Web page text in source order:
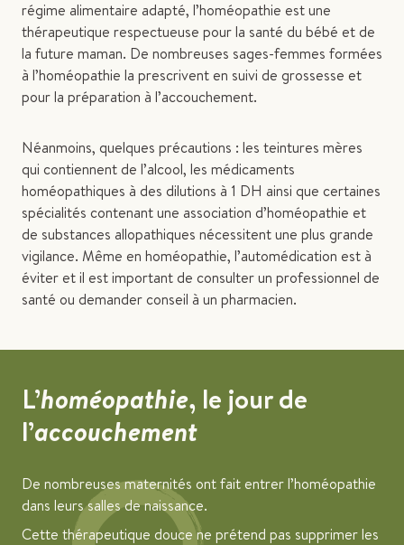
régime alimentaire adapté, l’homéopathie est une
thérapeutique respectueuse pour la santé du bébé et de
la future maman. De nombreuses sages-femmes formées
à l’homéopathie la prescrivent en suivi de grossesse et
pour la préparation à l’accouchement.
Néanmoins, quelques précautions : les teintures mères
qui contiennent de l’alcool, les médicaments
homéopathiques à des dilutions à 1 DH ainsi que certaines
spécialités contenant une association d’homéopathie et
de substances allopathiques nécessitent une plus grande
vigilance. Même en homéopathie, l’automédication est à
éviter et il est important de consulter un professionnel de
santé ou demander conseil à un pharmacien.
L’homéopathie, le jour de
l’accouchement
De nombreuses maternités ont fait entrer l’homéopathie
dans leurs salles de naissance.
Cette thérapeutique douce ne prétend pas supprimer les